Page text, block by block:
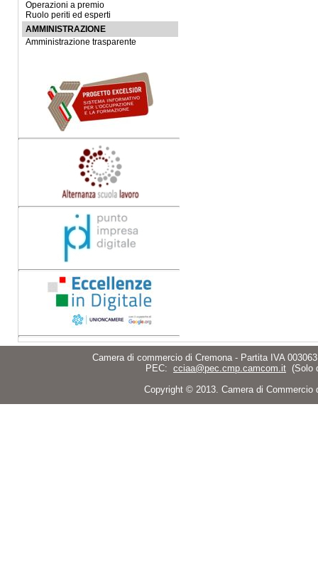
Operazioni a premio
Ruolo periti ed esperti
AMMINISTRAZIONE
Amministrazione trasparente
Camera di commercio di Cremona - Partita IVA
PEC: cciaa@pec.cmp.camcom.it (Solo
Copyright © 2013. Camera di